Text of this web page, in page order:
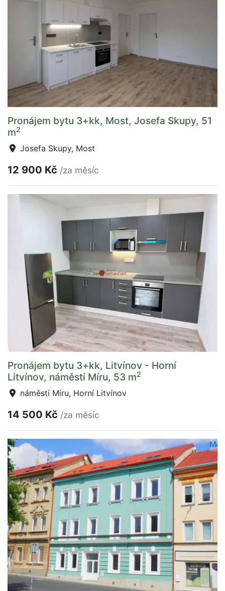
Pronájem bytu 3+kk, Most, Josefa Skupy, 51
m2
Josefa Skupy, Most
12 900 Kč /za měsíc
Pronájem bytu 3+kk, Litvínov - Horní
Litvínov, náměstí Míru, 53 m2
náměstí Míru, Horní Litvínov
14 500 Kč /za měsíc